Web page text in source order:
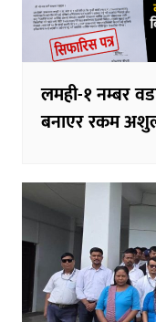
लमही-१ नम्बर
बनाएर रकम